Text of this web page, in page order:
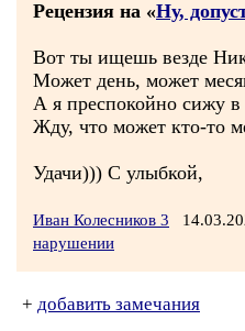
Рецензия на «Ну,
Вот ты ищешь везде
Может день, может
А я преспокойно сижу в
Жду, что может кто-то
Удачи))) С улыбкой,
Иван Колесников 3
нарушении
+ добавить замечания